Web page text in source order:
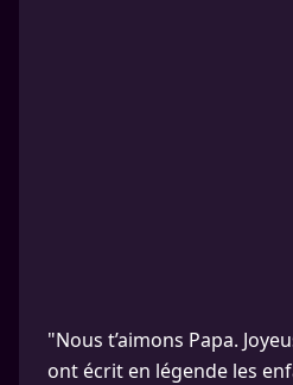
"Nous t’aimons Papa.
ont écrit en légende les